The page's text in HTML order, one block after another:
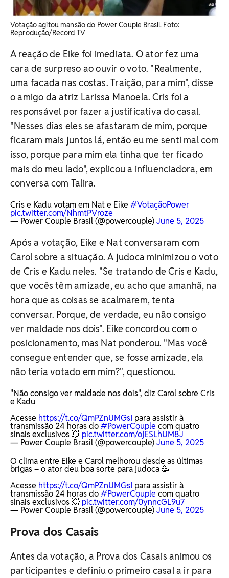
Votação agitou mansão do Power Couple Brasil. ​Foto:
Reprodução/Record TV
A reação de Eike foi imediata. O ator fez uma
cara de surpreso ao ouvir o voto. "Realmente,
uma facada nas costas. Traição, para mim", disse
o amigo da atriz Larissa Manoela. Cris foi a
responsável por fazer a justificativa do casal.
"Nesses dias eles se afastaram de mim, porque
ficaram mais juntos lá, então eu me senti mal com
isso, porque para mim ela tinha que ter ficado
mais do meu lado", explicou a influenciadora, em
conversa com Talira.
Cris e Kadu votam em Nat e Eike #VotaçãoPower
pic.twitter.com/NhmtPVroze
— Power Couple Brasil (@powercouple)June 5, 2025
Após a votação, Eike e Nat conversaram com
Carol sobre a situação. A judoca minimizou o voto
de Cris e Kadu neles. "Se tratando de Cris e Kadu,
que vocês têm amizade, eu acho que amanhã, na
hora que as coisas se acalmarem, tenta
conversar. Porque, de verdade, eu não consigo
ver maldade nos dois". Eike concordou com o
posicionamento, mas Nat ponderou. "Mas você
consegue entender que, se fosse amizade, ela
não teria votado em mim?", questionou.
"Não consigo ver maldade nos dois", diz Carol sobre Cris
e Kadu
Acesse https://t.co/QmPZnUMGsI para assistir à
transmissão 24 horas do#PowerCouple com quatro
sinais exclusivos 💥 pic.twitter.com/ojESLhUM8J
— Power Couple Brasil (@powercouple)June 5, 2025
O clima entre Eike e Carol melhorou desde as últimas
brigas – o ator deu boa sorte para judoca 🥳
Acesse https://t.co/QmPZnUMGsI para assistir à
transmissão 24 horas do#PowerCouple com quatro
sinais exclusivos 💥 pic.twitter.com/0ynncGL9u7
— Power Couple Brasil (@powercouple)June 5, 2025
Prova dos Casais
Antes da votação, a Prova dos Casais animou os
participantes e definiu o primeiro casal a ir para